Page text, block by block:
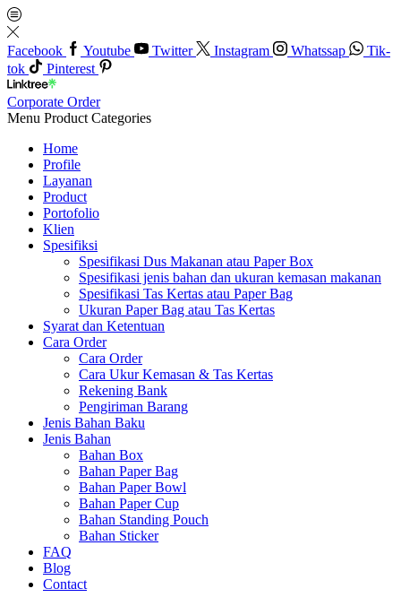
Facebook Youtube Twitter Instagram Whatssap
Tik-
tok
Pinterest
Corporate Order
Menu Product Categories
Home
Profile
Layanan
Product
Portofolio
Klien
Spesifiksi
Spesifikasi Dus Makanan atau Paper Box
Spesifikasi jenis bahan dan ukuran kemasan makanan
Spesifikasi Tas Kertas atau Paper Bag
Ukuran Paper Bag atau Tas Kertas
Syarat dan Ketentuan
Cara Order
Cara Order
Cara Ukur Kemasan & Tas Kertas
Rekening Bank
Pengiriman Barang
Jenis Bahan Baku
Jenis Bahan
Bahan Box
Bahan Paper Bag
Bahan Paper Bowl
Bahan Paper Cup
Bahan Standing Pouch
Bahan Sticker
FAQ
Blog
Contact